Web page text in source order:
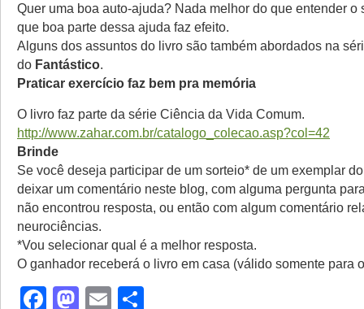
Quer uma boa auto-ajuda? Nada melhor do que entender o
que boa parte dessa ajuda faz efeito.
Alguns dos assuntos do livro são também abordados na
do Fantástico.
Praticar exercício faz bem pra memória
O livro faz parte da série Ciência da Vida Comum.
http://www.zahar.com.br/catalogo_colecao.asp?col=42
Brinde
Se você deseja participar de um sorteio* de um exemplar
deixar um comentário neste blog, com alguma pergunta
não encontrou resposta, ou então com algum comentário
neurociências.
*Vou selecionar qual é a melhor resposta.
O ganhador receberá o livro em casa (válido somente para
Facebook
Mastodon
Email